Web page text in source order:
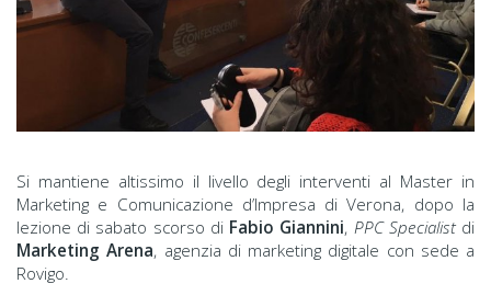
Si mantiene altissimo il livello degli interventi al Master in
Marketing e Comunicazione d’Impresa di Verona, dopo la
lezione di sabato scorso di Fabio Giannini, PPC Specialist di
Marketing Arena, agenzia di marketing digitale con sede a
Rovigo.